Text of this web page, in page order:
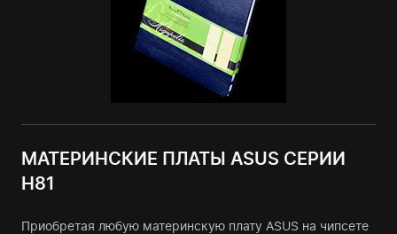
МАТЕРИНСКИЕ ПЛАТЫ ASUS СЕРИИ
H81
Приобретая любую материнскую плату ASUS на чипсете